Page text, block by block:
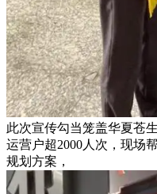
此次宣传勾当笼盖华夏苍
运营户超2000人次，现场
规划方案，